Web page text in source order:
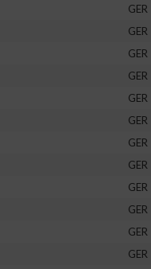
GER
GER
GER
GER
GER
GER
GER
GER
GER
GER
GER
GER